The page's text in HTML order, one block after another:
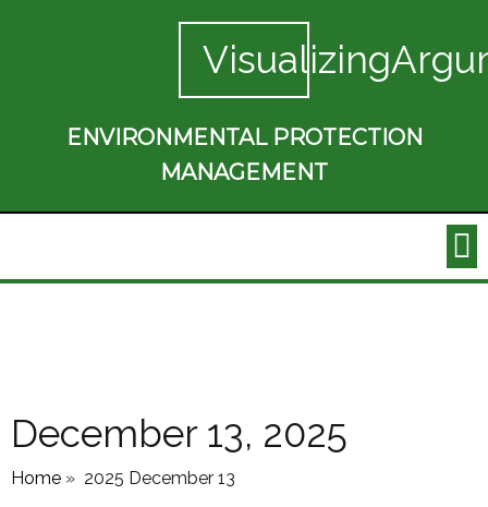
ENVIRONMENTAL PROTECTION
MANAGEMENT
December 13, 2025
Home » 2025 December 13